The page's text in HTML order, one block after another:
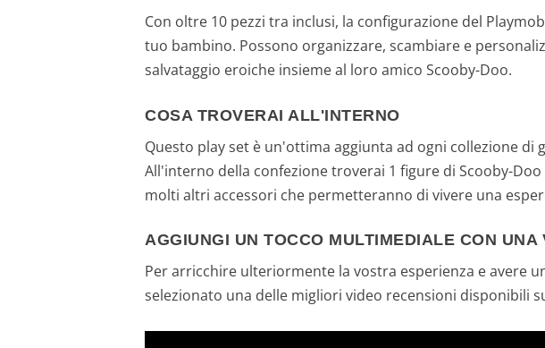
Con oltre 10 pezzi tra inclusi, la configurazione del
tuo bambino. Possono organizzare, scambiare e
salvataggio eroiche insieme al loro amico Scooby-Doo.
COSA TROVERAI ALL'INTERNO
Questo play set è un'ottima aggiunta ad ogni collezione
All'interno della confezione troverai 1 figure di Scooby-
molti altri accessori che permetteranno di vivere una
AGGIUNGI UN TOCCO MULTIMEDIALE CON UNA
Per arricchire ulteriormente la vostra esperienza e avere
selezionato una delle migliori video recensioni disponibili